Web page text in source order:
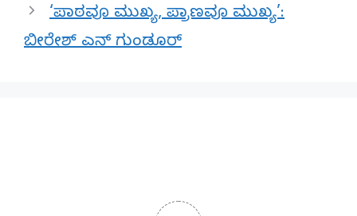
‘ಪಾಠವೂ ಮುಖ್ಯ, ಪ್ರಾಣವೂ ಮುಖ್ಯ’:
ಬೀರೇಶ್ ಎನ್ ಗುಂಡೂರ್